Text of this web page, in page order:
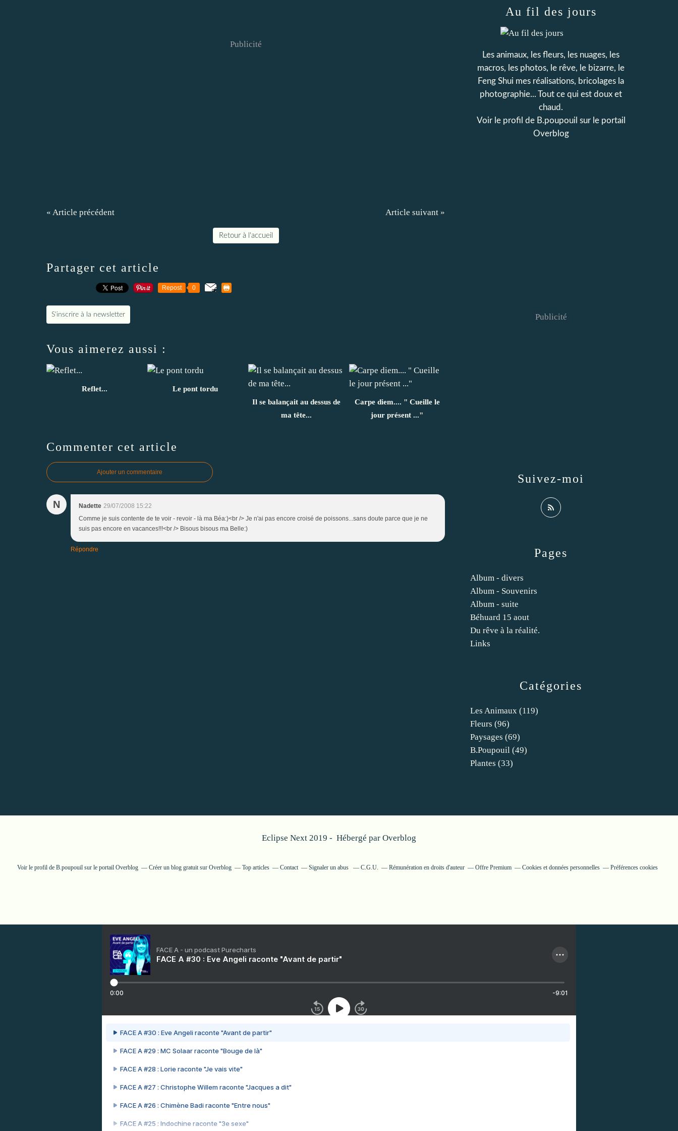
Publicité
« Article précédent Article suivant »
Retour à l'accueil
Partager cet article
Repost 0
S'inscrire à la newsletter
Vous aimerez aussi :
Reflet...
Le pont tordu
Il se balançait au dessus de
ma tête...
Carpe diem.... " Cueille le
jour présent ..."
Commenter cet article
Ajouter un commentaire
N Nadette 29/07/2008 15:22
Comme je suis contente de te voir - revoir - là ma Béa:)<br /> Je n'ai pas encore croisé de poissons...sans doute parce que je ne
suis pas encore en vacances!!!<br /> Bisous bisous ma Belle:)
Répondre
Catégories
Les Animaux (119)
Fleurs (96)
Paysages (69)
B.poupouil (49)
Plantes (33)
Pages
Album - divers
Album - Souvenirs
Album - suite
Béhuard 15 aout
Du rêve à la réalité.
Links
Au fil des jours
Les animaux, les fleurs, les nuages, les
macros, les photos, le rêve, le bizarre, le
Feng Shui mes réalisations, bricolages la
photographie... Tout ce qui est doux et
chaud.
Voir le profil de B.poupouil sur le portail
Overblog
Suivez-moi
Publicité
Eclipse Next 2019 - Hébergé par Overblog
Voir le profil de B.poupouil sur le portail Overblog Créer un blog gratuit sur Overblog Top articles Contact Signaler un abus C.G.U. Rémunération en droits d'auteur Offre Premium Cookies et données personnelles Préférences cookies
FACE A - un podcast Purecharts
FACE A #30 : Eve Angeli raconte "Avant de partir"
0:00 -9:01
FACE A #30 : Eve Angeli raconte "Avant de partir"
FACE A #29 : MC Solaar raconte "Bouge de là"
FACE A #28 : Lorie raconte "Je vais vite"
FACE A #27 : Christophe Willem raconte "Jacques a dit"
FACE A #26 : Chimène Badi raconte "Entre nous"
FACE A #25 : Indochine raconte "3e sexe"